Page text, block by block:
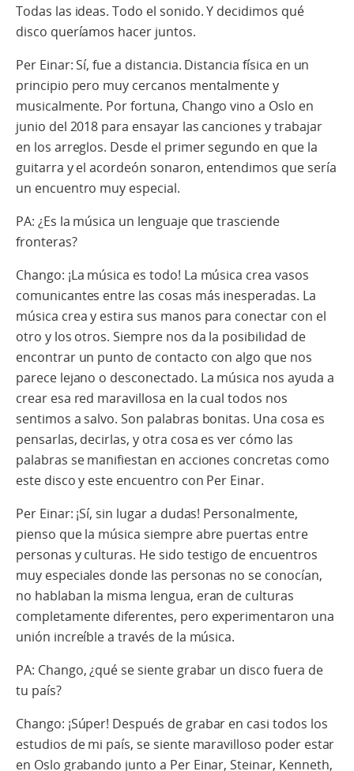
Todas las ideas. Todo el sonido. Y decidimos qué
disco queríamos hacer juntos.
Per Einar: Sí, fue a distancia. Distancia física en un
principio pero muy cercanos mentalmente y
musicalmente. Por fortuna, Chango vino a Oslo en
junio del 2018 para ensayar las canciones y trabajar
en los arreglos. Desde el primer segundo en que la
guitarra y el acordeón sonaron, entendimos que sería
un encuentro muy especial.
PA: ¿Es la música un lenguaje que trasciende
fronteras?
Chango: ¡La música es todo! La música crea vasos
comunicantes entre las cosas más inesperadas. La
música crea y estira sus manos para conectar con el
otro y los otros. Siempre nos da la posibilidad de
encontrar un punto de contacto con algo que nos
parece lejano o desconectado. La música nos ayuda a
crear esa red maravillosa en la cual todos nos
sentimos a salvo. Son palabras bonitas. Una cosa es
pensarlas, decirlas, y otra cosa es ver cómo las
palabras se manifiestan en acciones concretas como
este disco y este encuentro con Per Einar.
Per Einar: ¡Sí, sin lugar a dudas! Personalmente,
pienso que la música siempre abre puertas entre
personas y culturas. He sido testigo de encuentros
muy especiales donde las personas no se conocían,
no hablaban la misma lengua, eran de culturas
completamente diferentes, pero experimentaron una
unión increíble a través de la música.
PA: Chango, ¿qué se siente grabar un disco fuera de
tu país?
Chango: ¡Súper! Después de grabar en casi todos los
estudios de mi país, se siente maravilloso poder estar
en Oslo grabando junto a Per Einar, Steinar, Kenneth,